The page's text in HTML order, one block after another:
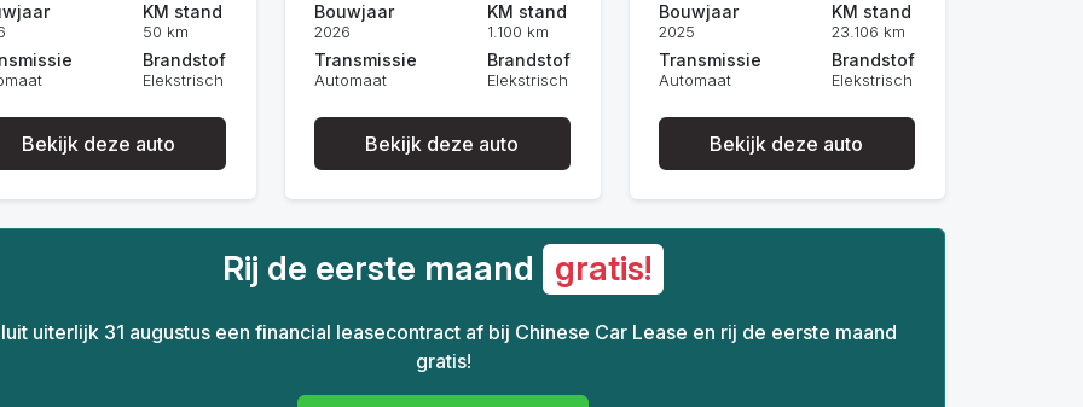
KM stand
50 km
Brandstof
Elekstrisch
Bekijk deze auto
Bouwjaar
2026
Transmissie
Automaat
KM stand
1.100 km
Brandstof
Elekstrisch
Bekijk deze auto
Bouwjaar
2025
Transmissie
Automaat
KM stand
23.106 km
Brandstof
Elekstrisch
Bekijk deze auto
Rij de eerste maand gratis!
uiterlijk 31 augustus een financial leasecontract af bij Chinese Car Lease en rij de eerste maand
gratis!